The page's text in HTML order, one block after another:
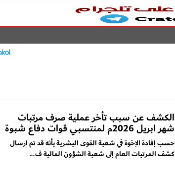
الكشف عن سبب تأخر عملية صرف مرتبات
شهر ابريل 2026م لمنتسبي قوات دفاع شبوة
حسب إفادة الإخوة في شعبة القوى البشرية بأنه قد تم ارسال
كشف المرتبات العام إلى شعبة الشؤون المالية ف...